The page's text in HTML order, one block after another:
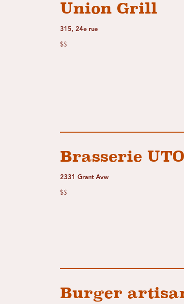
Union Grill
315, 24e rue
$$
Brasserie
2331 Grant Avw
$$
Burger